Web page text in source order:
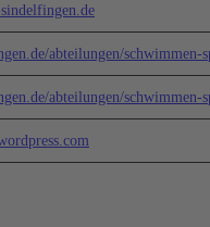
abteilungen/schwimmen-
abteilungen/schwimmen-